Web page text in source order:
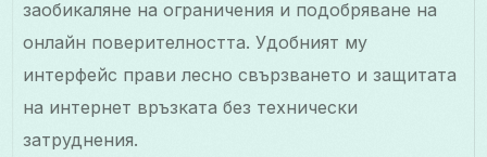
заобикаляне на ограничения и подобряване на
онлайн поверителността. Удобният му
интерфейс прави лесно свързването и защитата
на интернет връзката без технически
затруднения.